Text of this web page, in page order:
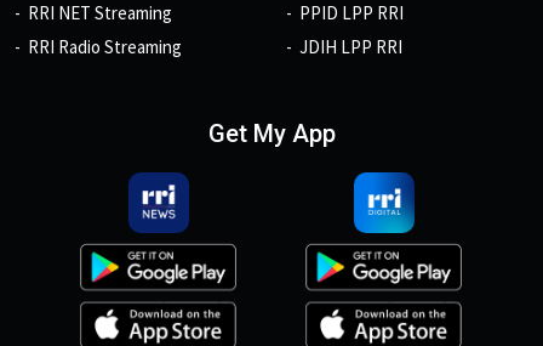
RRI NET Streaming
RRI Radio Streaming
PPID LPP RRI
JDIH LPP RRI
Get My App